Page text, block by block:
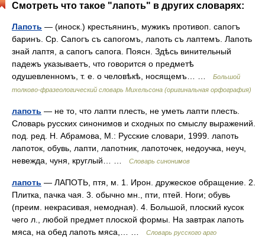
Смотреть что такое "лапоть" в других словарях:
Лапоть — (иноск.) крестьянинъ, мужикъ противоп. сапогъ
баринъ. Ср. Сапогъ съ сапогомъ, лапоть съ лаптемъ. Лапоть
знай лаптя, а сапогъ сапога. Поясн. Здѣсь винительный
падежъ указываетъ, что говорится о предметѣ
одушевленномъ, т. е. о человѣкѣ, носящемъ… …
Большой
толково-фразеологический словарь Михельсона (оригинальная орфография)
лапоть — не то, что лапти плесть, не уметь лапти плесть.
Словарь русских синонимов и сходных по смыслу выражений.
под. ред. Н. Абрамова, М.: Русские словари, 1999. лапоть
лапоток, обувь, лапти, лапотник, лапоточек, недоучка, неуч,
невежда, чуня, круглый… …
Словарь синонимов
лапоть — ЛАПОТЬ, птя, м. 1. Ирон. дружеское обращение. 2.
Плитка, пачка чая. 3. обычно мн., пти, птей. Ноги; обувь
(преим. некрасивая, немодная). 4. Большой, плоский кусок
чего л., любой предмет плоской формы. На завтрак лапоть
мяса, на обед лапоть мяса,… …
Словарь русского арго